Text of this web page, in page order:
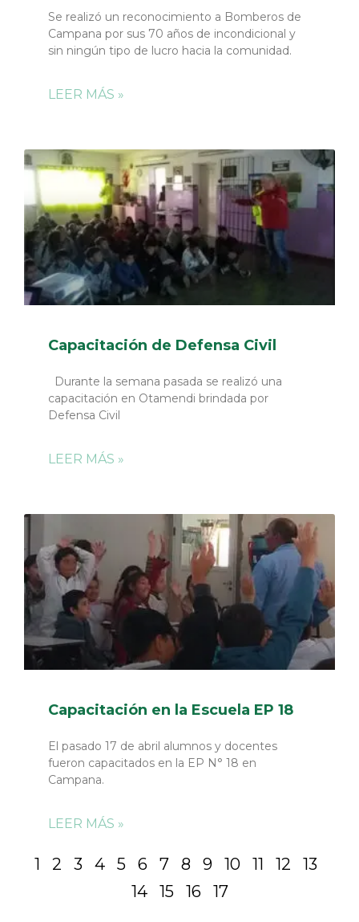
Se realizó un reconocimiento a Bomberos de
Campana por sus 70 años de incondicional y
sin ningún tipo de lucro hacia la comunidad.
LEER MÁS »
Capacitación de Defensa Civil
Durante la semana pasada se realizó una
capacitación en Otamendi brindada por
Defensa Civil
LEER MÁS »
Capacitación en la Escuela EP 18
El pasado 17 de abril alumnos y docentes
fueron capacitados en la EP N° 18 en
Campana.
LEER MÁS »
1 2 3 4 5 6 7 8 9 10 11 12
13
14
15 16 17